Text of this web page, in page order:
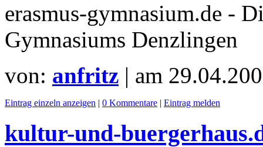
erasmus-gymnasium.de -
Gymnasiums Denzlingen
von: anfritz | am
Eintrag einzeln anzeigen | 0 Kommentare | Eintrag melden
kultur-und-